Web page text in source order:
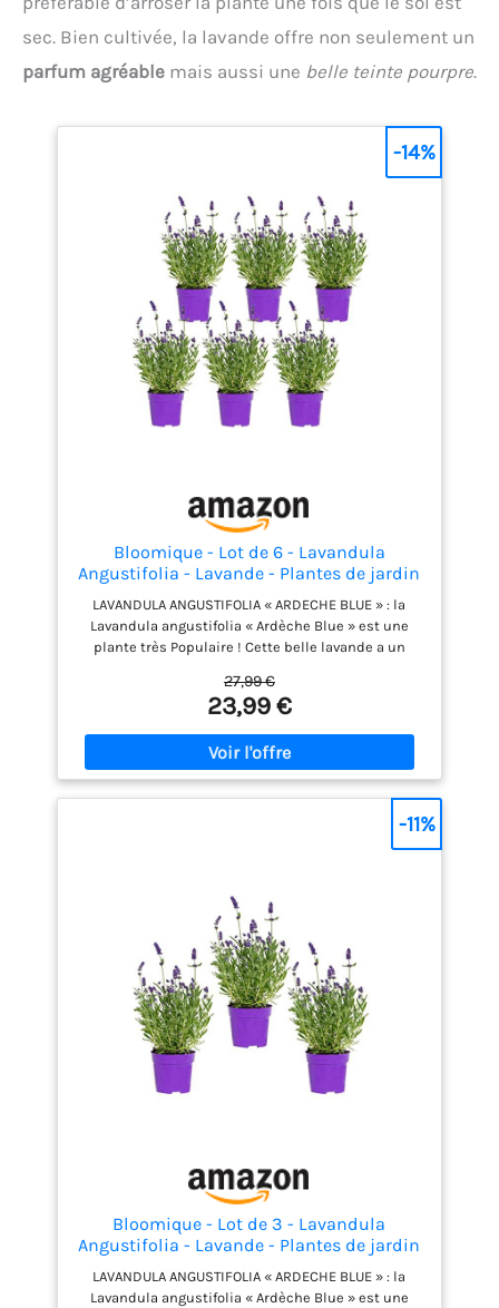
sec. Bien cultivée, la lavande offre non seulement un
parfum agréable mais aussi une belle teinte pourpre.
Bloomique - Lot de 6 - Lavandula
Angustifolia - Lavande - Plantes de jardin
- Rustique - Hauteur 15-20 cm - Pot 10,5
cm
LAVANDULA ANGUSTIFOLIA « ARDECHE BLUE » : la
Lavandula angustifolia « Ardèche Blue » est une
plante très Populaire ! Cette belle lavande a un
d'abeilles, de bourdons et de papillons. Ainsi, vous
insufflerez plus de vie au jardin avec cette plante
méditerranéenne violete ! RUSTISQUE : cet arbuste
résiste bien aux conditions hivernales et vous
pouvez le laisser dehors sans crainte ! LAVANDE : en
plus de joliment décorer le jardin, la lavande y
répand un merveilleux parfum ! ENTRETIEN : je n’ai
15 cm. Notre emballage spécial protège le palmier
lorsqu'il est en livraison chez vous !
27,99 €
23,99 €
-14%
Bloomique - Lot de 3 - Lavandula
Angustifolia - Lavande - Plantes de jardin
- Rustique - Hauteur 15-20 cm - Pot 10,5
cm
LAVANDULA ANGUSTIFOLIA « ARDECHE BLUE » : la
Lavandula angustifolia « Ardèche Blue » est une
-11%